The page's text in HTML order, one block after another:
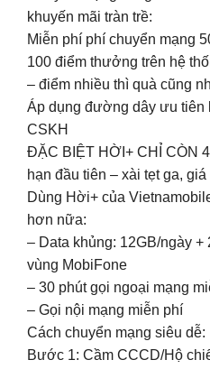
khuyến mãi tràn trề:
Miễn phí phí chuyển mạng
100 điểm thưởng trên hệ
– điểm nhiều thì quà cũng
Áp dụng đường dây ưu tiên
CSKH
ĐẶC BIỆT HỜI+ CHỈ CÒN
hạn đầu tiên – xài tẹt ga,
Dùng Hời+ của
hơn nữa:
– Data khủng: 12GB/ngày +
vùng MobiFone
– 30 phút gọi ngoại mạng
– Gọi nội mạng miễn phí
Cách chuyển mạng siêu dễ:
Bước 1: Cầm CCCD/Hộ